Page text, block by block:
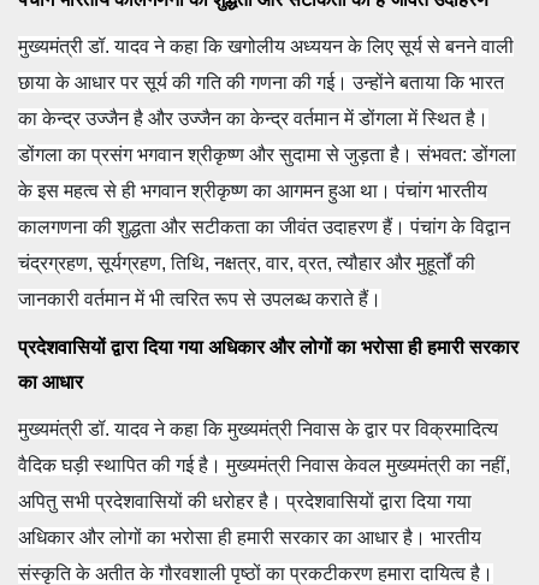
मुख्यमंत्री डॉ. यादव ने कहा कि खगोलीय अध्ययन के लिए सूर्य से बनने वाली
छाया के आधार पर सूर्य की गति की गणना की गई। उन्होंने बताया कि भारत
का केन्द्र उज्जैन है और उज्जैन का केन्द्र वर्तमान में डोंगला में स्थित है।
डोंगला का प्रसंग भगवान श्रीकृष्ण और सुदामा से जुड़ता है। संभवत: डोंगला
के इस महत्व से ही भगवान श्रीकृष्ण का आगमन हुआ था। पंचांग भारतीय
कालगणना की शुद्धता और सटीकता का जीवंत उदाहरण हैं। पंचांग के विद्वान
चंद्रग्रहण, सूर्यग्रहण, तिथि, नक्षत्र, वार, व्रत, त्यौहार और मुहूर्तों की
जानकारी वर्तमान में भी त्वरित रूप से उपलब्ध कराते हैं।
प्रदेशवासियों द्वारा दिया गया अधिकार और लोगों का भरोसा ही हमारी सरकार
का आधार
मुख्यमंत्री डॉ. यादव ने कहा कि मुख्यमंत्री निवास के द्वार पर विक्रमादित्य
वैदिक घड़ी स्थापित की गई है। मुख्यमंत्री निवास केवल मुख्यमंत्री का नहीं,
अपितु सभी प्रदेशवासियों की धरोहर है। प्रदेशवासियों द्वारा दिया गया
अधिकार और लोगों का भरोसा ही हमारी सरकार का आधार है। भारतीय
संस्कृति के अतीत के गौरवशाली पृष्ठों का प्रकटीकरण हमारा दायित्व है।